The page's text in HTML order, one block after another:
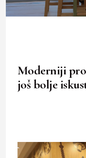
Moderniji
još bolje